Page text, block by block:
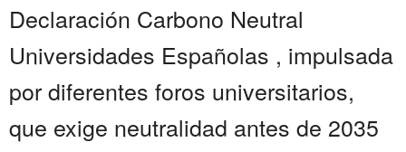
Declaración Carbono Neutral
Universidades Españolas , impulsada
por diferentes foros universitarios,
que exige neutralidad antes de 2035